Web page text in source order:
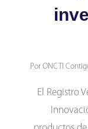
Por ONCTI
El Registro